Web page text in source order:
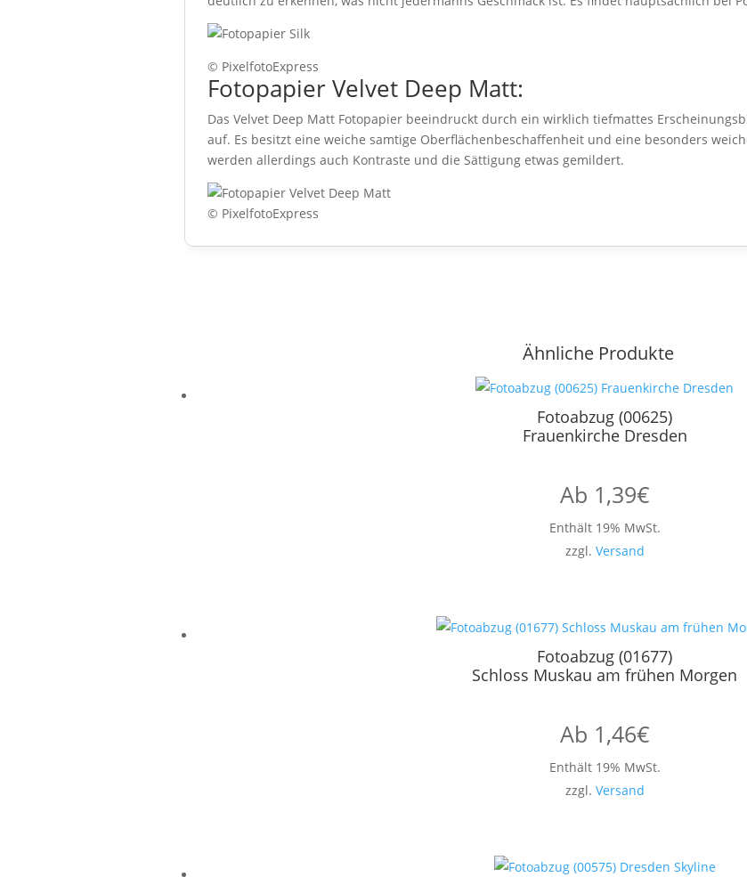
© PixelfotoExpress
Fotopapier Velvet Deep Matt:
Das Velvet Deep Matt Fotopapier beeindruckt durch ein wirklich tiefmattes
auf. Es besitzt eine weiche samtige Oberflächenbeschaffenheit und eine besonders
werden allerdings auch Kontraste und die Sättigung etwas gemildert.
© PixelfotoExpress
Ähnliche Produkte
Fotoabzug (00625)
Frauenkirche Dresden
Ab 1,39€
Enthält 19% MwSt.
zzgl. Versand
Fotoabzug (01677)
Schloss Muskau am frühen Morgen
Ab 1,46€
Enthält 19% MwSt.
zzgl. Versand